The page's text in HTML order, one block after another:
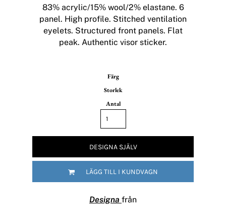
83% acrylic/15% wool/2% elastane. 6
panel. High profile. Stitched ventilation
eyelets. Structured front panels. Flat
peak. Authentic visor sticker.
Färg
Storlek
Antal
DESIGNA SJÄLV
LÄGG TILL I KUNDVAGN
Designa från